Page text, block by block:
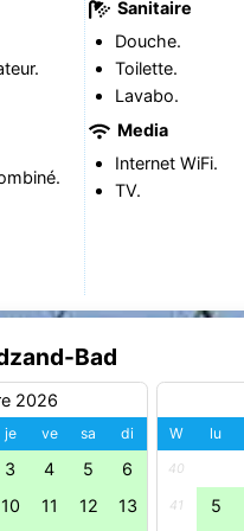
Sanitaire
Douche.
Toilette.
Lavabo.
Media
Internet WiFi.
TV.
Bad
2026
je ve sa di
3 4 5
6
10
11 12 13
W lu
40
41 5